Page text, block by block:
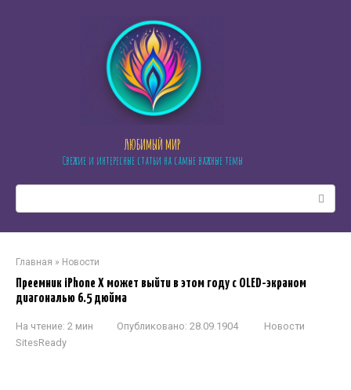
ЛЮБИМЫЙ МИР
Свежие и интересные статьи на самые важные темы
Главная » Новости
Преемник iPhone X может выйти в этом году с OLED-экраном
диагональю 6.5 дюйма
На чтение: 2 мин Опубликовано: 28.09.1904
Новости
SitesReady